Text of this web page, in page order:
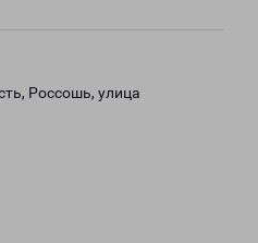
Россошь, улица